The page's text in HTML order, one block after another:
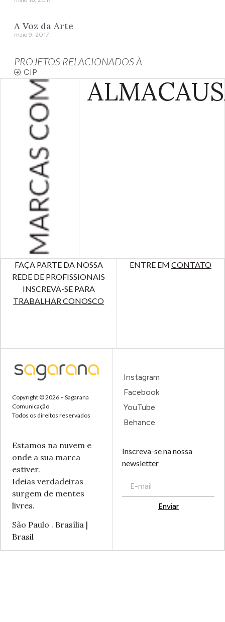
A Voz da Arte
maio 9, 2017
PROJETOS RELACIONADOS À
CIP
ALMA
FAÇA PARTE DA NOSSA
REDE DE PROFISSIONAIS
INSCREVA-SE PARA
TRABALHAR CONOSCO
ENTRE EM CONTATO
Copyright © 2026 – Sagarana
Comunicação
Todos os direitos reservados
Estamos na nuvem e
onde a sua marca
estiver.
Ideias verdadeiras
surgem de mentes
livres.
São Paulo . Brasília |
Brasil
Instagram
Facebook
YouTube
Behance
Inscreva-se na nossa
newsletter
Enviar